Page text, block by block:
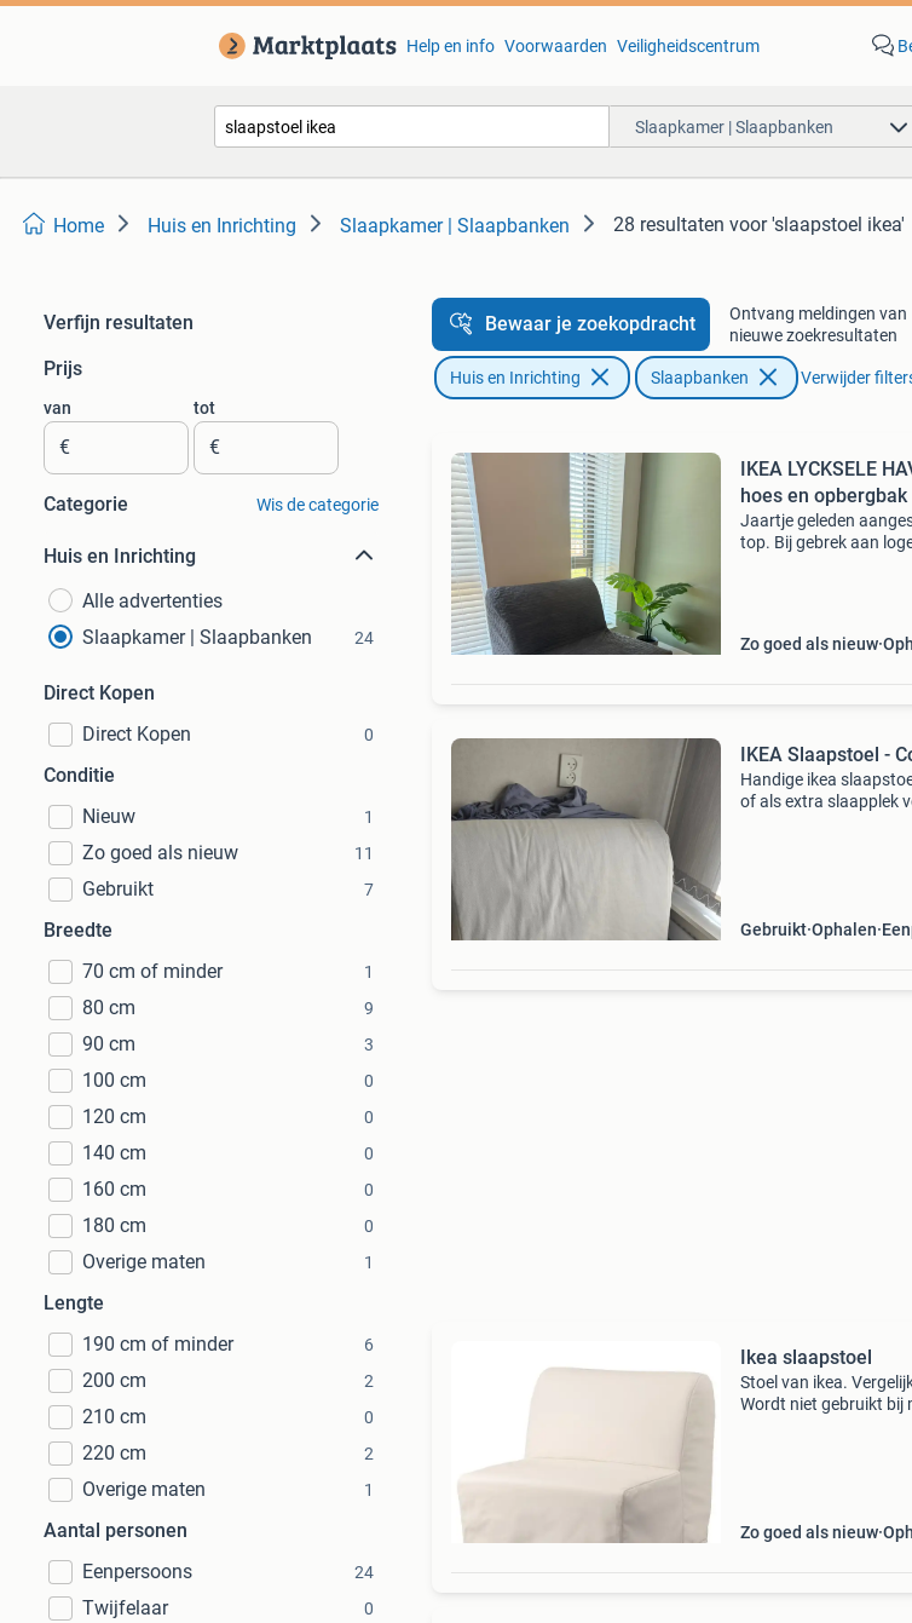
Help en info Voorwaarden Veiligheidscentrum
Slaapkamer | Slaapbanken
Home Huis en Inrichting Slaapkamer | Slaapbanken 28 resultaten voor 'slaapstoel ikea'
Verfijn resultaten
Prijs
van
€
tot
€
Categorie Wis de categorie
Huis en Inrichting
Alle advertenties
Slaapkamer | Slaapbanken
24
Direct Kopen
Direct Kopen
0
Conditie
Nieuw
1
Zo goed als nieuw 11
Gebruikt 7
Breedte
70 cm of minder
1
80 cm 9
90 cm 3
100 cm 0
120 cm 0
140 cm 0
160 cm 0
180 cm 0
Overige maten 1
Lengte
190 cm of minder
6
200 cm 2
210 cm 0
220 cm 2
Overige maten 1
Aantal personen
Eenpersoons
24
Twijfelaar 0
Bewaar je zoekopdracht
Ontvang meldingen van
nieuwe zoekresultaten
Huis en Inrichting Slaapbanken Verwijder
IKEA LYCKSELE
hoes en opbergbak
Jaartje geleden
top. Bij gebrek aan
Zo goed als nieuw
IKEA Slaapstoel -
Handige ikea
of als extra slaapplek
Gebruikt Ophalen
Ikea slaapstoel
Stoel van ikea.
Wordt niet gebruikt bij
Zo goed als nieuw